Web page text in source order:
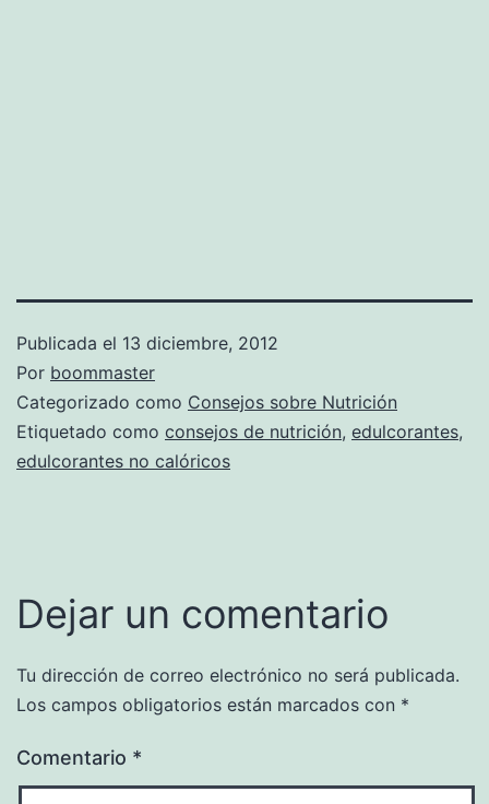
Publicada el 13 diciembre, 2012
Por boommaster
Categorizado como Consejos sobre Nutrición
Etiquetado como consejos de nutrición, edulcorantes,
edulcorantes no calóricos
Dejar un comentario
Tu dirección de correo electrónico no será publicada.
Los campos obligatorios están marcados con *
Comentario *